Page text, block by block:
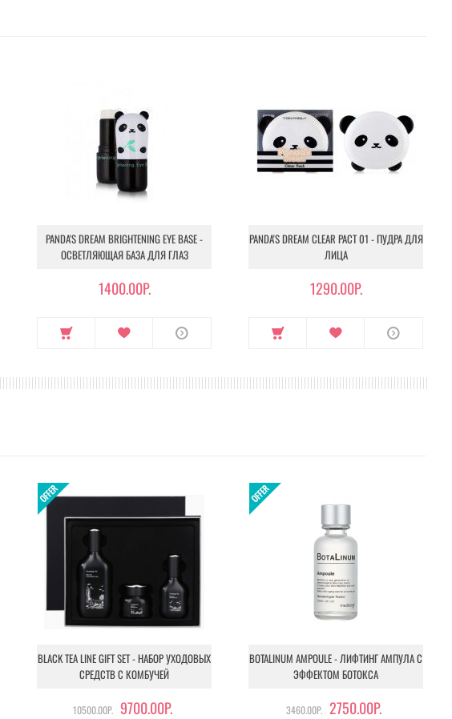
PANDA'S DREAM BRIGHTENING EYE BASE -
ОСВЕТЛЯЮЩАЯ БАЗА ДЛЯ ГЛАЗ
1400.00Р.
PANDA'S DREAM CLEAR PACT 01 - ПУДРА ДЛЯ
ЛИЦА
1290.00Р.
BLACK TEA LINE GIFT SET - НАБОР УХОДОВЫХ
СРЕДСТВ С КОМБУЧЕЙ
10500.00Р. 9700.00Р.
BOTALINUM AMPOULE - ЛИФТИНГ АМПУЛА С
ЭФФЕКТОМ БОТОКСА
3460.00Р. 2750.00Р.